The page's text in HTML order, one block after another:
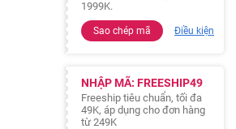
1999K.
Sao chép mã Điều kiện
NHẬP MÃ: FREESHIP49
Freeship tiêu chuẩn, tối đa
49K, áp dụng cho đơn hàng
từ 249K